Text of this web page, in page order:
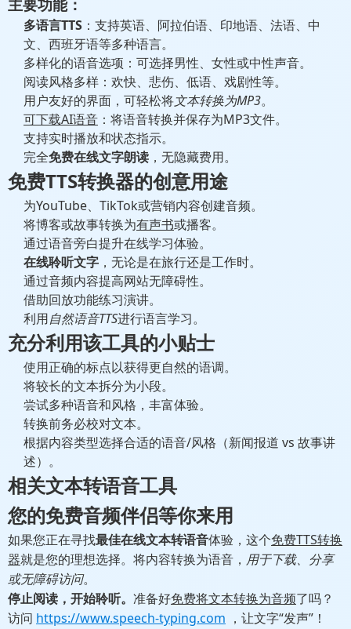
主要功能：
多语言TTS ：支持英语、阿拉伯语、印地语、法语、中
文、西班牙语等多种语言。
多样化的语音选项：可选择男性、女性或中性声音。
阅读风格多样：欢快、悲伤、低语、戏剧性等。
用户友好的界面，可轻松将文本转换为MP3。
可下载AI语音 ：将语音转换并保存为MP3文件。
支持实时播放和状态指示。
完全免费在线文字朗读 ，无隐藏费用。
免费TTS转换器的创意用途
为YouTube、TikTok或营销内容创建音频。
将博客或故事转换为有声书或播客。
通过语音旁白提升在线学习体验。
在线聆听文字 ，无论是在旅行还是工作时。
通过音频内容提高网站无障碍性。
借助回放功能练习演讲。
利用自然语音TTS进行语言学习。
充分利用该工具的小贴士
使用正确的标点以获得更自然的语调。
将较长的文本拆分为小段。
尝试多种语音和风格，丰富体验。
转换前务必校对文本。
根据内容类型选择合适的语音/风格（新闻报道 vs 故事讲
述）。
相关文本转语音工具
您的免费音频伴侣等你来用
如果您正在寻找最佳在线文本转语音体验，这个免费TTS转换
器就是您的理想选择。将内容转换为语音， 用于下载、分享
或无障碍访问。
停止阅读，开始聆听。 准备好免费将文本转换为音频了吗？
访问 https://www.speech-typing.com ，让文字“发声”！